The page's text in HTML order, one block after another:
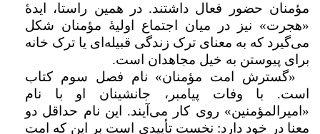
مؤمنان حضور فعال داشتند. در همین راستا، ایدۀ
«هجرت» نیز در میان اجتماع اولیۀ مؤمنان شکل
می‌گیرد که به معنای ترک زندگی قبیله‌ای یا ترک خانه
برای پیوستن به خیل مجاهدان است.
«گسترش امت مؤمنان» نام فصل سوم کتاب
است. با وفات پیامبر، جانشینان او با نام
«امیرالمؤمنین» روی کار می‌آیند. این نام حداقل دو
معنا در خود دارد: نخست تأییدی است بر این که امت